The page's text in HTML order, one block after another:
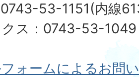
53-1151(内線
クス：0743-53-1049
ォームによるお問